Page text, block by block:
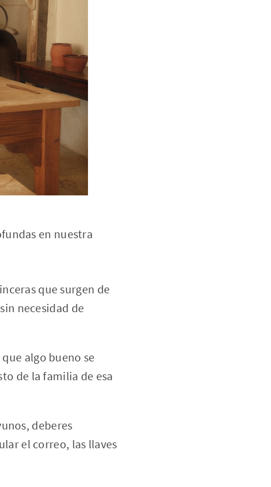
en nuestra
que surgen de
necesidad de
algo bueno se
de la familia de esa
deberes
el correo, las llaves